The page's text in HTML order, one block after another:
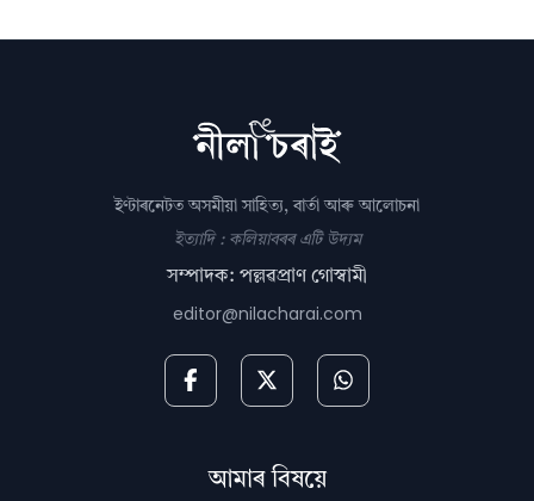
ইণ্টাৰনেটত অসমীয়া সাহিত্য, বাৰ্তা আৰু আলোচনা
ইত্যাদি : কলিয়াবৰৰ এটি উদ্যম
সম্পাদক: পল্লৱপ্ৰাণ গোস্বামী
editor@nilacharai.com
আমাৰ বিষয়ে